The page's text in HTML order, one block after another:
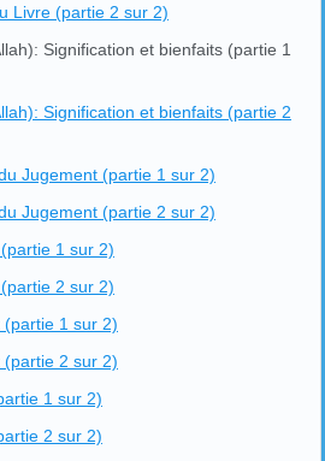
Livre (partie 2 sur 2)
Signification et bienfaits (partie 1
Signification et bienfaits (partie 2
Jugement (partie 1 sur 2)
Jugement (partie 2 sur 2)
1 sur 2)
2 sur 2)
1 sur 2)
2 sur 2)
1 sur 2)
2 sur 2)